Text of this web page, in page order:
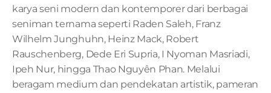
karya seni modern dan kontemporer dari berbagai
seniman ternama seperti Raden Saleh, Franz
Wilhelm Junghuhn, Heinz Mack, Robert
Rauschenberg, Dede Eri Supria, I Nyoman Masriadi,
Ipeh Nur, hingga Thao Nguyên Phan. Melalui
beragam medium dan pendekatan artistik, pameran